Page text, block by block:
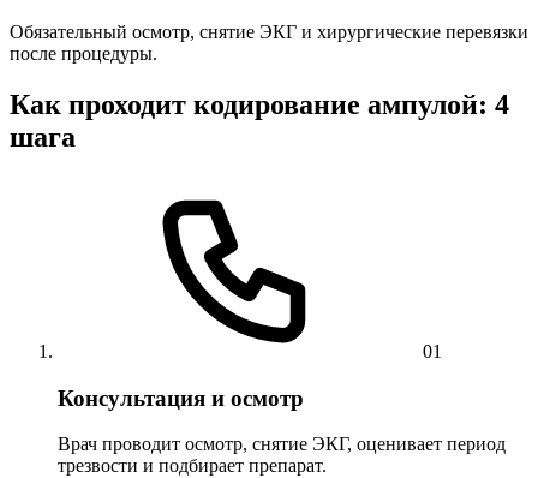
Обязательный осмотр, снятие ЭКГ и хирургические перевязки
после процедуры.
Как проходит кодирование ампулой: 4
шага
01
Консультация и осмотр
Врач проводит осмотр, снятие ЭКГ, оценивает период
трезвости и подбирает препарат.